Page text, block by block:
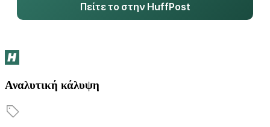
Πείτε το στην HuffPost
Αναλυτική κάλυψη